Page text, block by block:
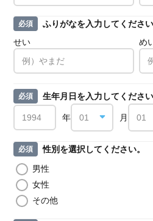
必須
ふりがなを入力してください
せい
め
必須 生年月日を入力してください
年 月
必須
性別を選択してください。
男性
女性
その他